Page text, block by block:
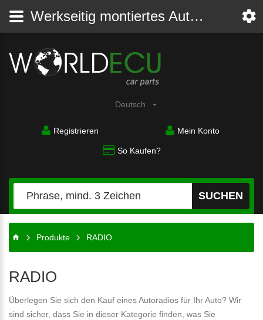
Deutsch
Registrieren Mein Konto
So Kaufen?
SUCHEN
Produkte RADIO
RADIO
Überlegen Sie sich den Kauf eines Autoradios für Ihr Auto? Wir
sind sicher, dass Sie in dieser Kategorie finden, was Sie
Werkseitig montiertes Autoradio